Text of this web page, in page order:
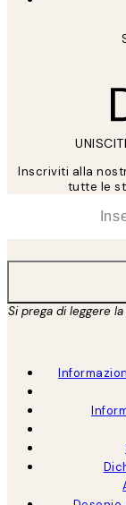
Inscriviti alla
tutte le
Si prega di leggere